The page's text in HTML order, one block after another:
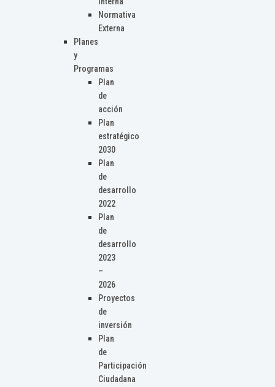
Normativa
Externa
Planes
y
Programas
Plan
de
acción
Plan
estratégico
2030
Plan
de
desarrollo
2022
Plan
de
desarrollo
2023
–
2026
Proyectos
de
inversión
Plan
de
Participación
Ciudadana